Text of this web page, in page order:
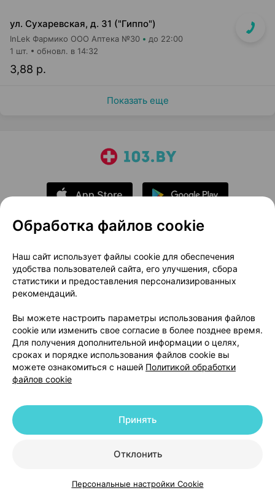
КаталогКорзинаИзбранноеПрофиль
ул. Сухаревская, д. 31 ("Гиппо")
InLek Фармико ООО Аптека №30 до 22:00
3,88 р.
1 шт. обновл. в 14:32
Показать еще
О проекте
Новости проекта
Размещение рекламы
Медицинский маркетинг
Публичный договор
Доставка
Способы оплаты
Вакансии
Партнеры
Написать руководителю 103.by
Написать в поддержку
Персональные настройки Cookie
© 2026 ООО «Артокс Лаб», УНП 191700409 | 220012, Республика Беларусь,
+375 291212755
Обработка файлов cookie
Наш сайт использует файлы cookie для обеспечения
удобства пользователей сайта, его улучшения, сбора
статистики и предоставления персонализированных
рекомендаций.
Вы можете настроить параметры использования файлов
cookie или изменить свое согласие в более позднее время.
Для получения дополнительной информации о целях,
сроках и порядке использования файлов cookie вы
можете ознакомиться с нашей Политикой обработки
файлов cookie
Отклонить
Принять
Персональные настройки Cookie